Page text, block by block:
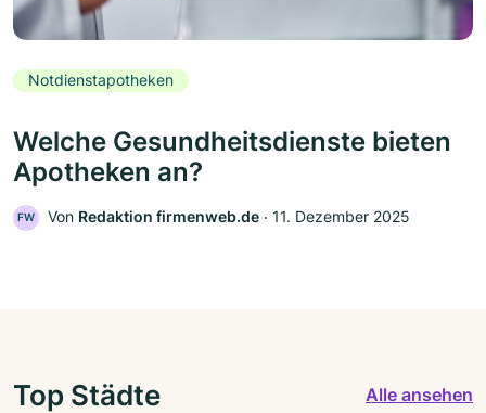
Notdienstapotheken
Welche Gesundheitsdienste bieten
Apotheken an?
FW Von Redaktion firmenweb.de ‧ 11. Dezember 2025
Top Städte Alle ansehen